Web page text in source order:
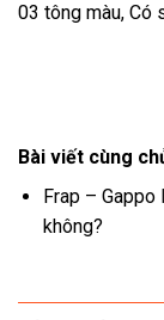
03 tông màu, Có
Bài viết cùng
Frap –
không?